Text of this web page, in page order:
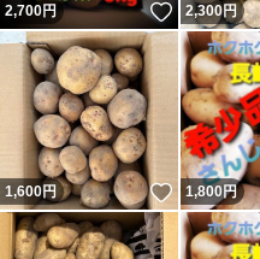
2,700円 いいね！
2,300円
1,600円 いいね！
1,800 円